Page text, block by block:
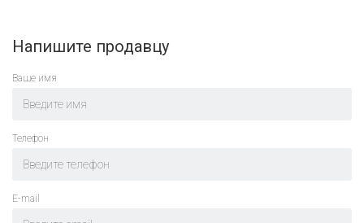
Напишите продавцу
Ваше имя
Телефон
E-mail